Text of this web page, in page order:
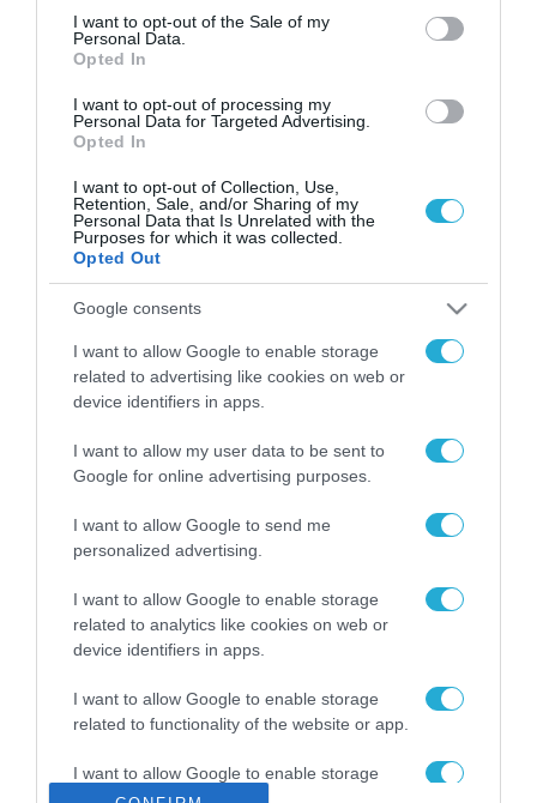
consent section.
I want to opt-out of the Sale of my
Personal Data.
Opted In
I want to opt-out of processing my
Personal Data for Targeted Advertising.
Opted In
I want to opt-out of Collection, Use,
Retention, Sale, and/or Sharing of my
Personal Data that Is Unrelated with the
Purposes for which it was collected.
Opted Out
Google consents
I want to allow Google to enable storage
related to advertising like cookies on web or
device identifiers in apps.
I want to allow my user data to be sent to
Google for online advertising purposes.
I want to allow Google to send me
personalized advertising.
I want to allow Google to enable storage
related to analytics like cookies on web or
device identifiers in apps.
I want to allow Google to enable storage
related to functionality of the website or app.
I want to allow Google to enable storage
related to personalization.
ΡΟΗ ΕΙΔΗΣΕΩΝ
Το χρηματοδοτούμενο
από την ΕΕ έργο “The
Gaming Police”
ενισχύει την ασφάλεια
των παιδιών στο
διαδίκτυο
31.07.2026
ΑΑΔΕ: Διευκρινίσεις
για τα πρόστιμα σε
αφορούν τους ΦΗΜ
Σ. Καλαφάτης: «Η
Τεχνητή Νοημοσύνη
δεν είναι απλώς μια
μια νέα βιομηχανική
επανάσταση»
Νέος οδηγός του ΕΚΤ
των ελληνικών